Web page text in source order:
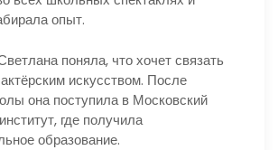
опыт.
поняла, что хочет связать
искусством. После
она поступила в Московский
где получила
образование.